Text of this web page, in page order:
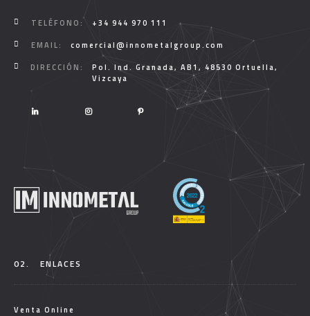
TELÉFONO:
+34 944 970 111
EMAIL:
comercial@innometalgroup.com
DIRECCIÓN:
Pol. Ind. Granada, AB1, 48530 Ortuella,
Vizcaya
02. ENLACES
Venta Online